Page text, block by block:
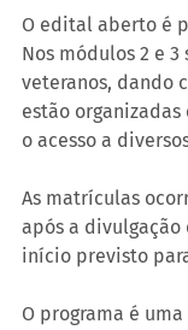
O edital aberto é
Nos módulos 2 e
veteranos, dando
estão
o acesso a
As matrículas
após a divulgação
início previsto
O programa é